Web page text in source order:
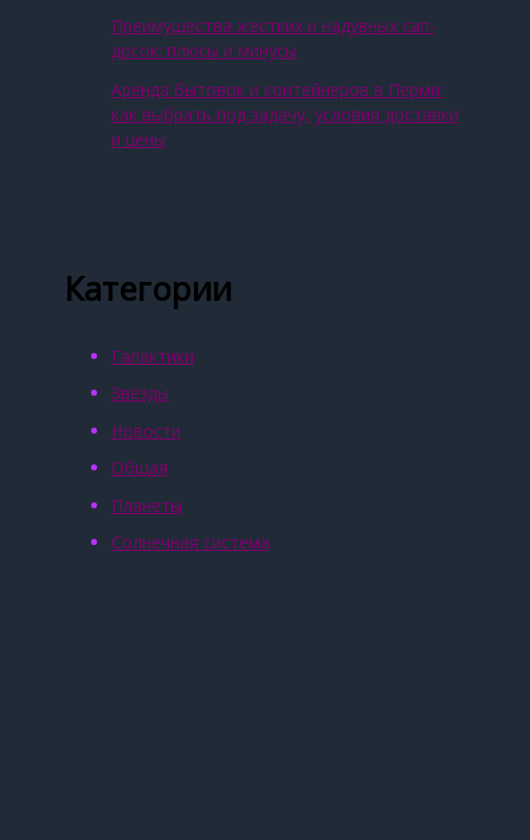
Преимущества жестких и надувных сап-
досок: плюсы и минусы
Аренда бытовок и контейнеров в Перми:
как выбрать под задачу, условия доставки
и цены
Категории
Галактики
Звёзды
Новости
Общая
Планеты
Солнечная система